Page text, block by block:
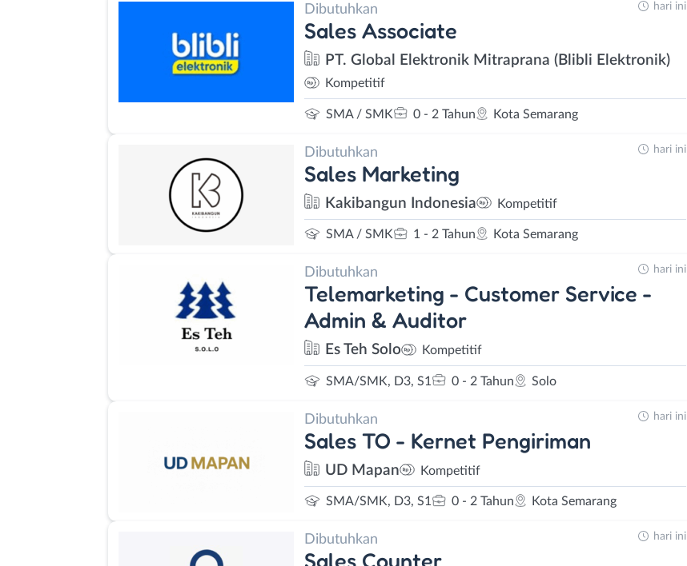
Dibutuhkan
Sales Associate
PT. Global Elektronik Mitraprana (Blibli Elektronik)
Kompetitif
SMA / SMK 0 - 2 Tahun Kota Semarang
hari ini
Dibutuhkan
Sales Marketing
Kakibangun Indonesia Kompetitif
SMA / SMK 1 - 2 Tahun Kota Semarang
hari ini
Dibutuhkan
Telemarketing - Customer Service -
Admin & Auditor
Es Teh Solo Kompetitif
SMA/SMK, D3, S1 0 - 2 Tahun Solo
hari ini
Dibutuhkan
Sales TO - Kernet Pengiriman
UD Mapan Kompetitif
SMA/SMK, D3, S1 0 - 2 Tahun Kota Semarang
hari ini
Dibutuhkan
Sales Counter
hari ini